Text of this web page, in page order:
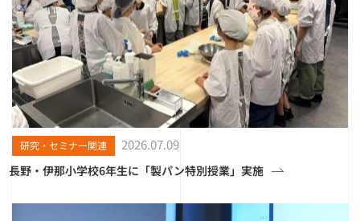
研究・セミナー関連 2026.07.09
長野・伊那小学校6年生に「製パン特別授業」実施